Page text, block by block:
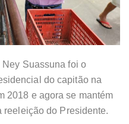
Suassuna foi o
do capitão na
2018 e agora se mantém
reeleição do Presidente.